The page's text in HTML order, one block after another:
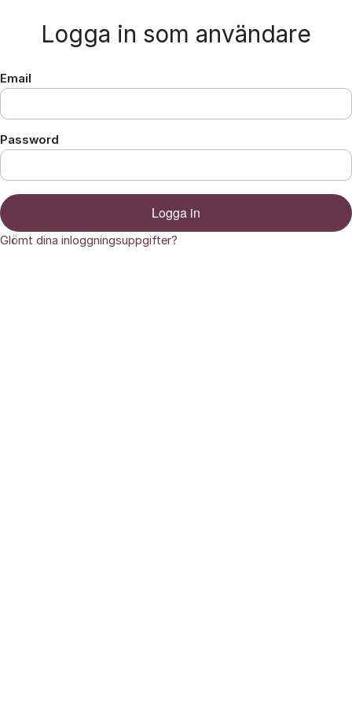
Logga in som användare
Email
Password
Logga in
Glömt dina inloggningsuppgifter?